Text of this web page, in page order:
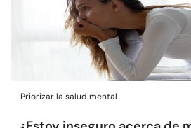
Priorizar la salud mental